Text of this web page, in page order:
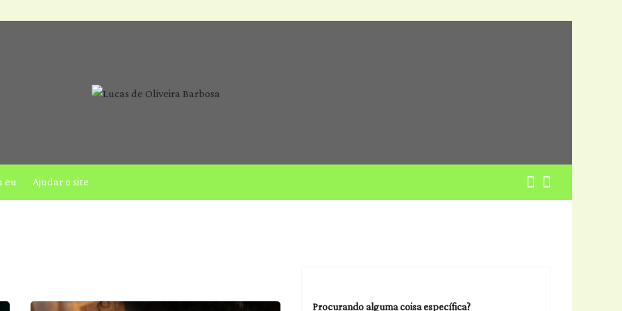
eu Ajudar o site
Procurando alguma coisa específica?